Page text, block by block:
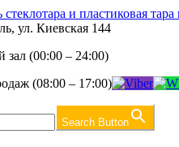
ул. Киевская 144
зал (00:00 – 24:00)
(08:00 – 17:00)
Search Button